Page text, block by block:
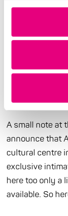
After the
Thomas
There are still
Voices concert
A small note at
announce that
cultural centre
exclusive
here too only a
available. So